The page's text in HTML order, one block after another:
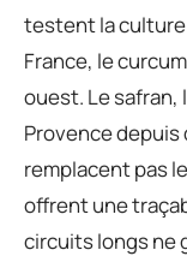
testent la culture
France, le
ouest. Le safran,
Provence
remplacent pas
offrent une
circuits longs ne